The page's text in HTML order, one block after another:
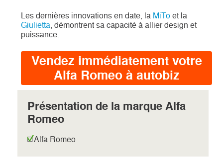
Les dernières innovations en date, la MiTo et la
Giulietta, démontrent sa capacité à allier design et
puissance.
Vendez immédiatement votre
Alfa Romeo à autobiz
Présentation de la marque Alfa
Romeo
Alfa Romeo